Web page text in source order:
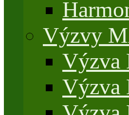
Výzvy
Výzva
Výzva